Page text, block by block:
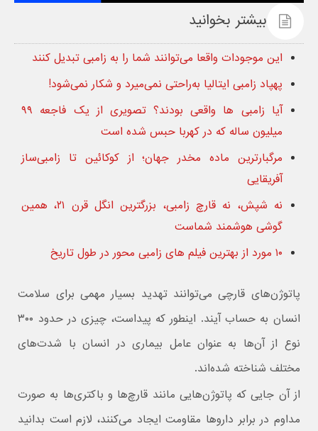
بیشتر بخوانید
این موجودات واقعا می‌توانند شما را به زامبی تبدیل کنند
پهپاد زامبی ایتالیا به‌راحتی نمی‌میرد و شکار نمی‌شود!
آیا زامبی ها واقعی بودند؟ تصویری از یک فاجعه ۹۹
میلیون ساله که در کهربا حبس شده است
مرگبارترین ماده مخدر جهان؛ از کوکائین تا زامبی‌ساز
آفریقایی
نه شپش، نه قارچ زامبی، بزرگترین انگل قرن ۲۱، همین
گوشی هوشمند شماست
۱۰ مورد از بهترین فیلم های زامبی محور در طول تاریخ
پاتوژن‌های قارچی می‌توانند تهدید بسیار مهمی برای سلامت
انسان به حساب آیند. اینطور که پیداست، چیزی در حدود ۳۰۰
نوع از آن‌ها به عنوان عامل بیماری در انسان با شدت‌های
مختلف شناخته شده‌اند.
از آن جایی که پاتوژن‌هایی مانند قارچ‌ها و باکتری‌ها به صورت
مداوم در برابر داروها مقاومت ایجاد می‌کنند، لازم است بدانید